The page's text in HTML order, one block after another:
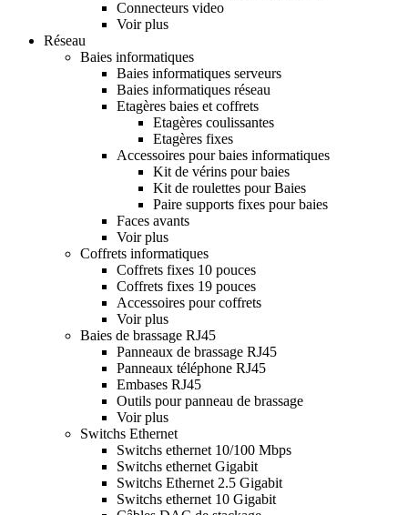
Connecteurs video
Voir plus
Réseau
Baies informatiques
Baies informatiques serveurs
Baies informatiques réseau
Etagères baies et coffrets
Etagères coulissantes
Etagères fixes
Accessoires pour baies informatiques
Kit de vérins pour baies
Kit de roulettes pour Baies
Paire supports fixes pour baies
Faces avants
Voir plus
Coffrets informatiques
Coffrets fixes 10 pouces
Coffrets fixes 19 pouces
Accessoires pour coffrets
Voir plus
Baies de brassage RJ45
Panneaux de brassage RJ45
Panneaux téléphone RJ45
Embases RJ45
Outils pour panneau de brassage
Voir plus
Switchs Ethernet
Switchs ethernet 10/100 Mbps
Switchs ethernet Gigabit
Switchs Ethernet 2.5 Gigabit
Switchs ethernet 10 Gigabit